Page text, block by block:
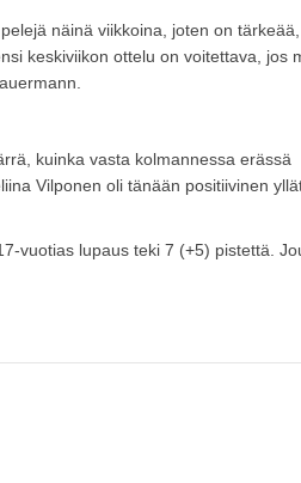
näinä viikkoina, joten on
keskiviikon ottelu on voitettava, jos
kuinka vasta kolmannessa erässä
Vilponen oli tänään positiivinen
vuotias lupaus teki 7 (+5) pistettä.